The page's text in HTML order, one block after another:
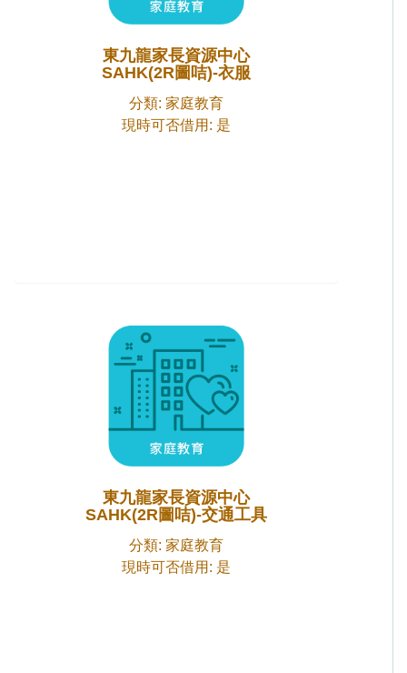
東九龍家長資源中心
SAHK(2R圖咭)-衣服
分類: 家庭教育
現時可否借用: 是
東九龍家長資源中心
SAHK(2R圖咭)-交通工具
分類: 家庭教育
現時可否借用: 是